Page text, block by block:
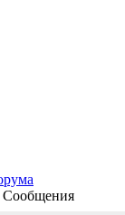
Сообщения